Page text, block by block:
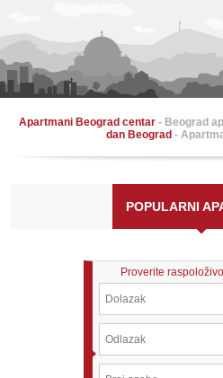
Apartmani Beograd centar- Beograd
dan Beograd -
POPULARNI
Proverite